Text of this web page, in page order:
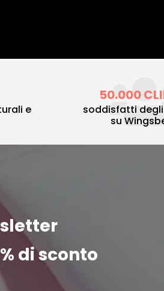
e
50.000
soddisfatti
su
di sconto